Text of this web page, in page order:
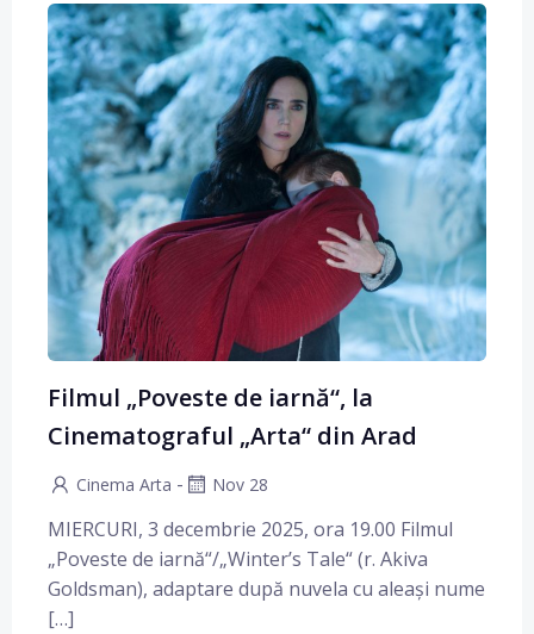
Filmul „Poveste de iarnă“, la
Cinematograful „Arta“ din Arad
Cinema Arta - Nov 28
MIERCURI, 3 decembrie 2025, ora 19.00 Filmul
„Poveste de iarnă“/„Winter’s Tale“ (r. Akiva
Goldsman), adaptare după nuvela cu aleași nume
[…]